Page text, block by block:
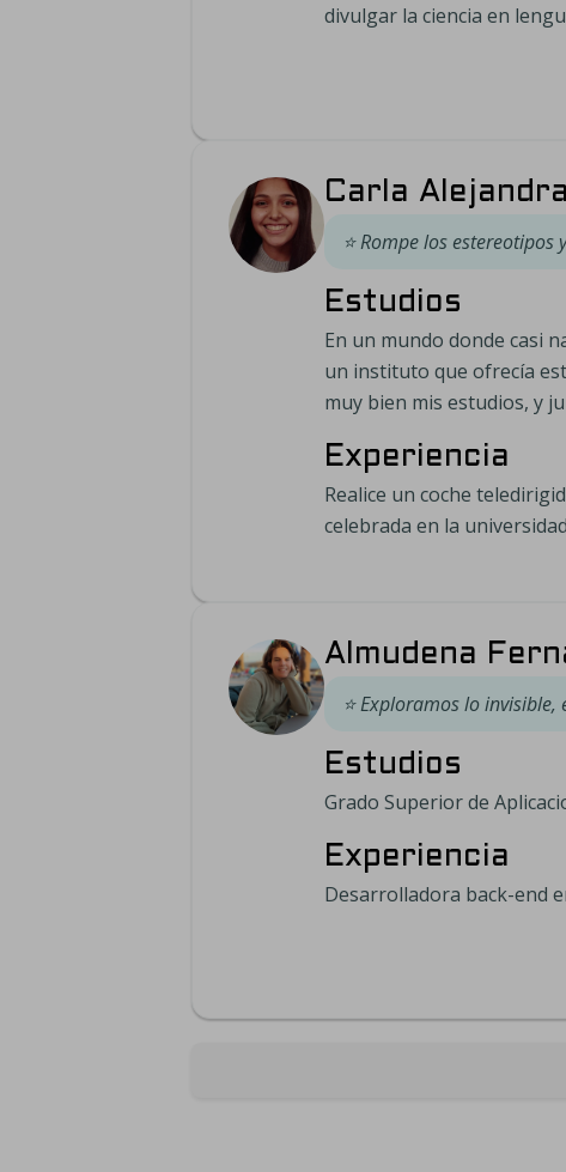
divulgar la ciencia en
Carla
⭐Rompe los estereotipos
Estudios
En un mundo donde casi
un instituto que ofrecía
muy bien mis estudios, y
Experiencia
Realice un coche
celebrada en la
Almudena
⭐Exploramos lo
Estudios
Grado Superior de
Experiencia
Desarrolladora back-end